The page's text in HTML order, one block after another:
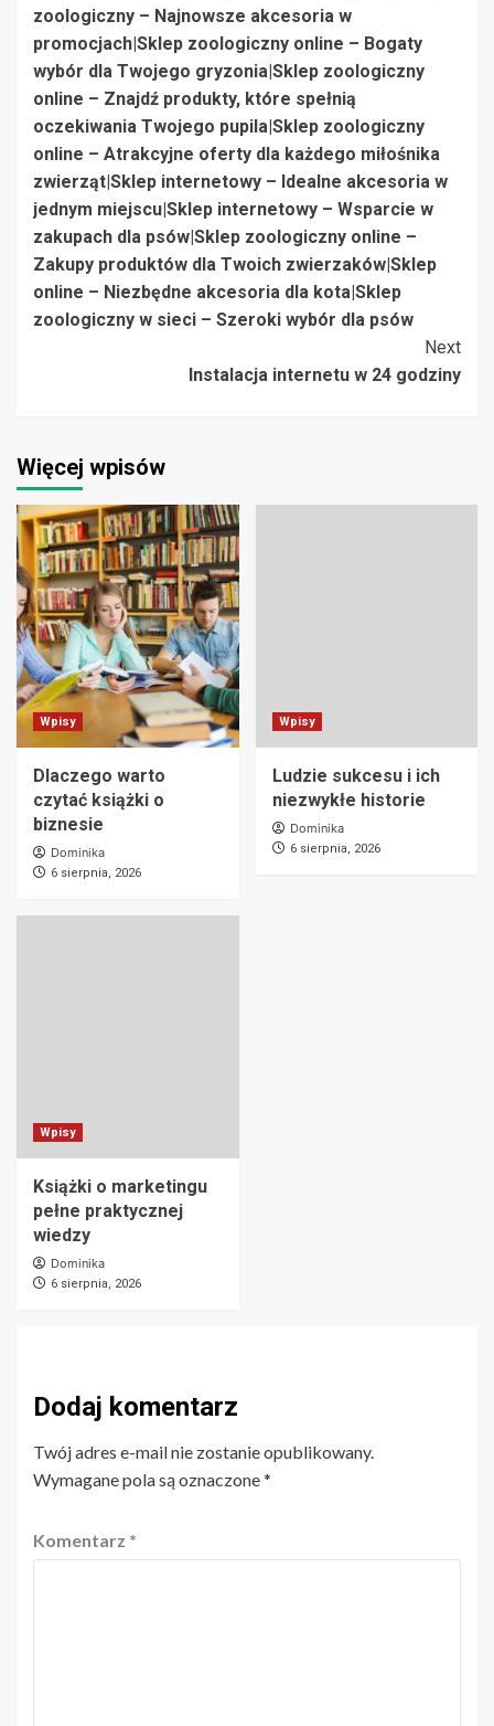
zoologiczny – Najnowsze akcesoria w
promocjach|Sklep zoologiczny online – Bogaty
wybór dla Twojego gryzonia|Sklep zoologiczny
online – Znajdź produkty, które spełnią
oczekiwania Twojego pupila|Sklep zoologiczny
online – Atrakcyjne oferty dla każdego miłośnika
zwierząt|Sklep internetowy – Idealne akcesoria w
jednym miejscu|Sklep internetowy – Wsparcie w
zakupach dla psów|Sklep zoologiczny online –
Zakupy produktów dla Twoich zwierzaków|Sklep
online – Niezbędne akcesoria dla kota|Sklep
zoologiczny w sieci – Szeroki wybór dla psów
Next
Instalacja internetu w 24 godziny
Więcej wpisów
Wpisy
Dlaczego warto
czytać książki o
biznesie
Dominika
6 sierpnia, 2026
Wpisy
Ludzie sukcesu i ich
niezwykłe historie
Dominika
6 sierpnia, 2026
Wpisy
Książki o marketingu
pełne praktycznej
wiedzy
Dominika
6 sierpnia, 2026
Dodaj komentarz
Twój adres e-mail nie zostanie opublikowany.
Wymagane pola są oznaczone*
Komentarz *